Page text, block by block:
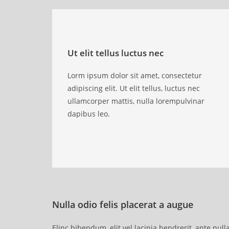
Ut elit tellus luctus nec
Lorm ipsum dolor sit amet, consectetur
adipiscing elit. Ut elit tellus, luctus nec
ullamcorper mattis, nulla lorempulvinar
dapibus leo.
Nulla odio felis placerat a augue